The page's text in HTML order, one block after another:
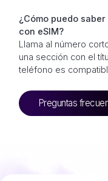
¿Cómo puedo
con eSIM?
Llama al número
una sección con el
teléfono es
Preguntas